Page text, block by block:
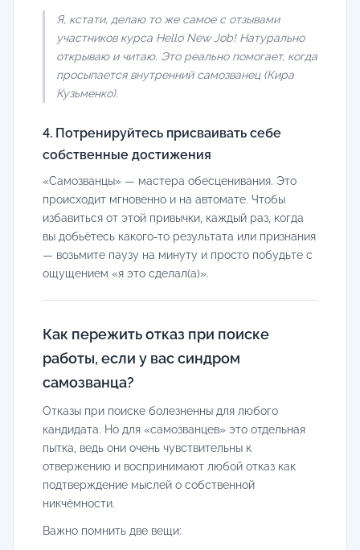
Я, кстати, делаю то же самое с отзывами
участников курса Hello New Job! Натурально
открываю и читаю. Это реально помогает, когда
просыпается внутренний самозванец (Кира
Кузьменко).
4. Потренируйтесь присваивать себе
собственные достижения
«Самозванцы» — мастера обесценивания. Это
происходит мгновенно и на автомате. Чтобы
избавиться от этой привычки, каждый раз, когда
вы добьётесь какого-то результата или признания
— возьмите паузу на минуту и просто побудьте с
ощущением «я это сделал(а)».
Как пережить отказ при поиске
работы, если у вас синдром
самозванца?
Отказы при поиске болезненны для любого
кандидата. Но для «самозванцев» это отдельная
пытка, ведь они очень чувствительны к
отвержению и воспринимают любой отказ как
подтверждение мыслей о собственной
никчёмности.
Важно помнить две вещи: